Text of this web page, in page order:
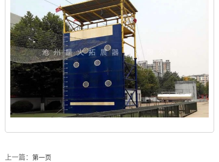
上一篇： 第一页